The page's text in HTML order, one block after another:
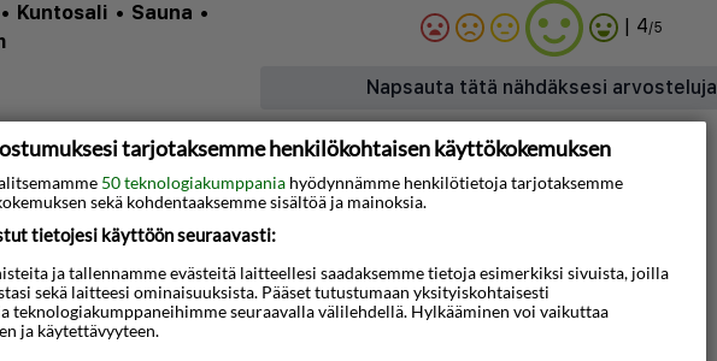
• Kuntosali • Sauna •
| 4/5
Napsauta tätä nähdäksesi arvosteluja
keskustassa,
elokuvamuseo
päässä. Tämä
kohteesta
kohteesta Pyhän
Kartta
tarjotaksemme henkilökohtaisen käyttökokemuksen
50 teknologiakumppania hyödynnämme henkilötietoja tarjotaksemme
sekä kohdentaaksemme sisältöä ja mainoksia.
tietojesi käyttöön seuraavasti:
ja tallennamme evästeitä laitteellesi saadaksemme tietoja esimerkiksi sivuista, joilla
sekä laitteesi ominaisuuksista. Pääset tutustumaan yksityiskohtaisesti
teknologiakumppaneihimme seuraavalla välilehdellä. Hylkääminen voi vaikuttaa
ja käytettävyyteen.